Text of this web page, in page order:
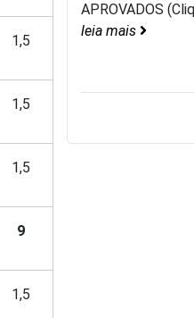
1,5
1,5
1,5
9
1,5
APROVADOS
leia mais